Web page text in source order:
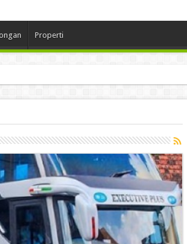
Properti